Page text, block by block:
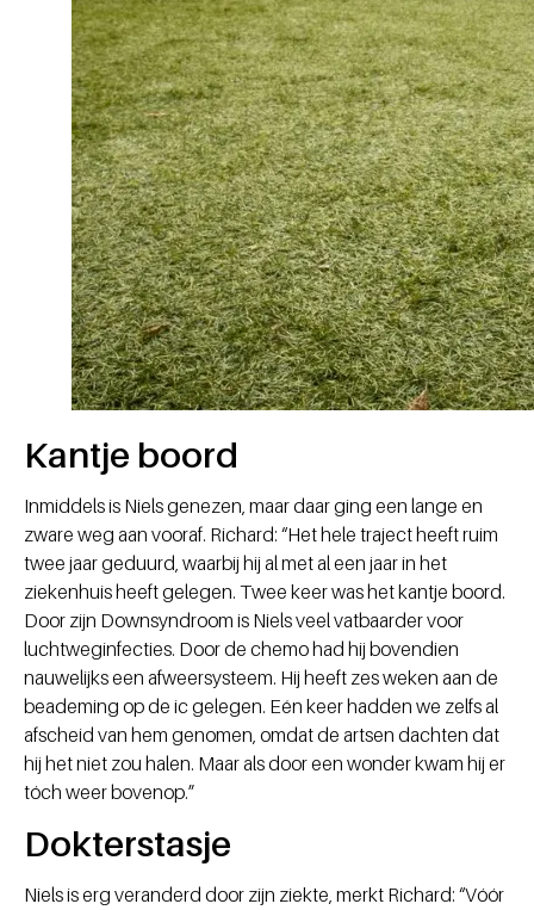
Kantje boord
Inmiddels is Niels genezen, maar daar ging een lange en
zware weg aan vooraf. Richard: “Het hele traject heeft ruim
twee jaar geduurd, waarbij hij al met al een jaar in het
ziekenhuis heeft gelegen. Twee keer was het kantje boord.
Door zijn Downsyndroom is Niels veel vatbaarder voor
luchtweginfecties. Door de chemo had hij bovendien
nauwelijks een afweersysteem. Hij heeft zes weken aan de
beademing op de ic gelegen. Eén keer hadden we zelfs al
afscheid van hem genomen, omdat de artsen dachten dat
hij het niet zou halen. Maar als door een wonder kwam hij er
tóch weer bovenop.”
Dokterstasje
Niels is erg veranderd door zijn ziekte, merkt Richard: “Vóór